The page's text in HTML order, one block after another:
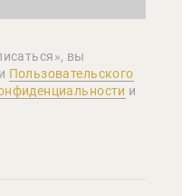
вы
Пользовательского
и